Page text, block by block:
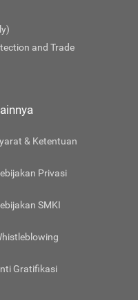
and Trade
& Ketentuan
Privasi
SMKI
Gratifikasi